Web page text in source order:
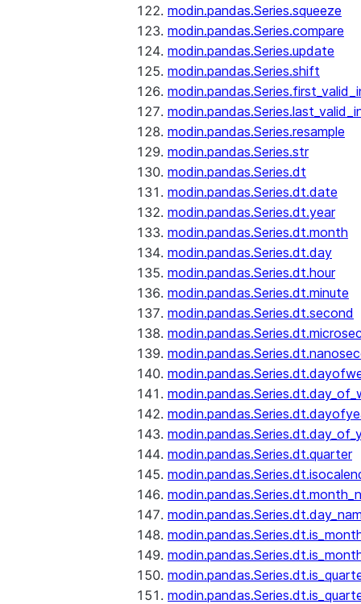
modin.pandas.Series.squeeze
modin.pandas.Series.compare
modin.pandas.Series.update
modin.pandas.Series.shift
modin.pandas.Series.resample
modin.pandas.Series.str
modin.pandas.Series.dt
modin.pandas.Series.dt.date
modin.pandas.Series.dt.year
modin.pandas.Series.dt.month
modin.pandas.Series.dt.day
modin.pandas.Series.dt.hour
modin.pandas.Series.dt.minute
modin.pandas.Series.dt.second
modin.pandas.Series.dt.quarter